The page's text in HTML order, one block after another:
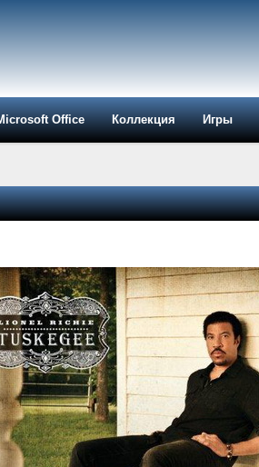
Office Коллекция Игры